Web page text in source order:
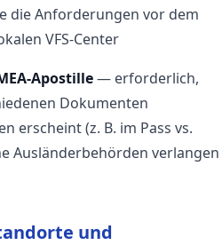
die Anforderungen vor dem
VFS-Center
Apostille— erforderlich,
Dokumenten
erscheint (z. B. im Pass vs.
Ausländerbehörden verlangen
und